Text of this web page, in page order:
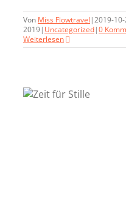
Von Miss Flowtravel |2019-
2019| Uncategorized|0
Weiterlesen